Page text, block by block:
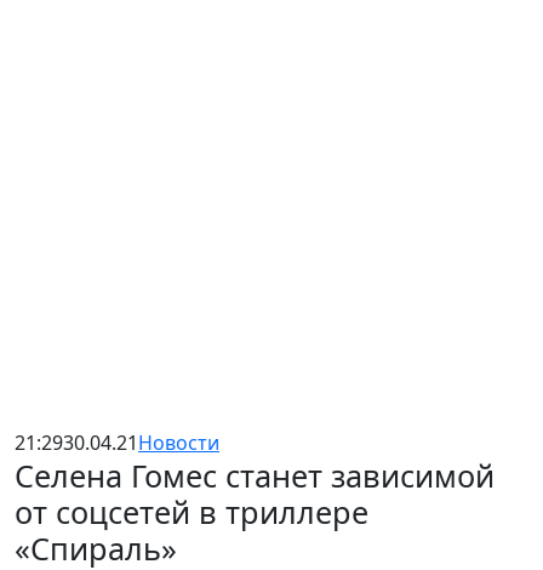
21:2930.04.21Новости
Селена Гомес станет зависимой
от соцсетей в триллере
«Спираль»